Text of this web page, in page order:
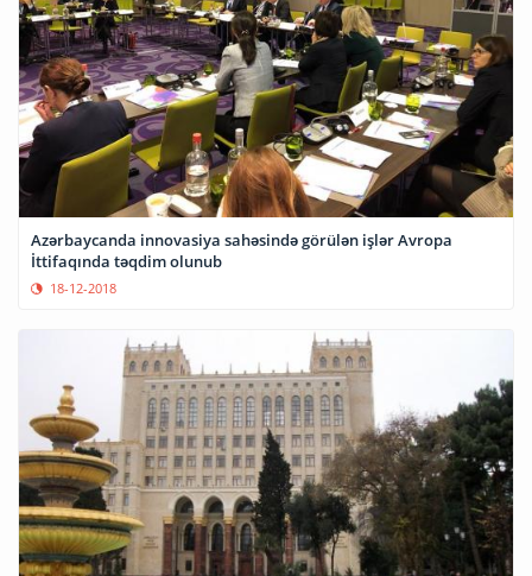
Azərbaycanda innovasiya sahəsində görülən işlər Avropa
İttifaqında təqdim olunub
18-12-2018